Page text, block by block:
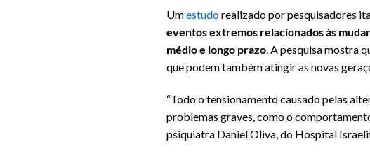
Umestudorealizado por pesquisadores
eventos extremos relacionados às
médio e longo prazo. A pesquisa mostra
que podem também atingir as novas
“Todo o tensionamento causado pelas
problemas graves, como o
psiquiatra Daniel Oliva, do Hospital